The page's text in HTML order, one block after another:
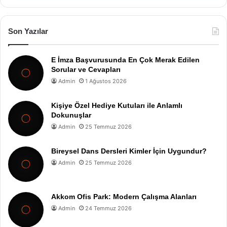
Son Yazılar
E İmza Başvurusunda En Çok Merak Edilen
Sorular ve Cevapları
Admin 1 Ağustos 2026
Kişiye Özel Hediye Kutuları ile Anlamlı
Dokunuşlar
Admin 25 Temmuz 2026
Bireysel Dans Dersleri Kimler İçin Uygundur?
Admin 25 Temmuz 2026
Akkom Ofis Park: Modern Çalışma Alanları
Admin 24 Temmuz 2026